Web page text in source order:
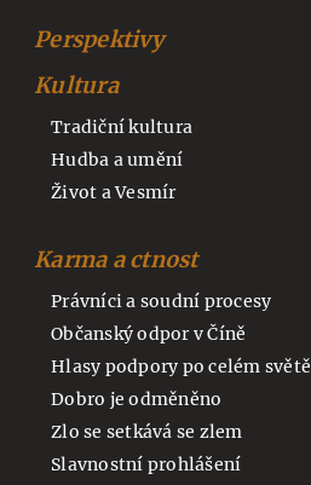
Perspektivy
Kultura
Tradiční kultura
Hudba a umění
Život a Vesmír
Karma a ctnost
Právníci a soudní procesy
Občanský odpor v Číně
Hlasy podpory po celém světě
Dobro je odměněno
Zlo se setkává se zlem
Slavnostní prohlášení